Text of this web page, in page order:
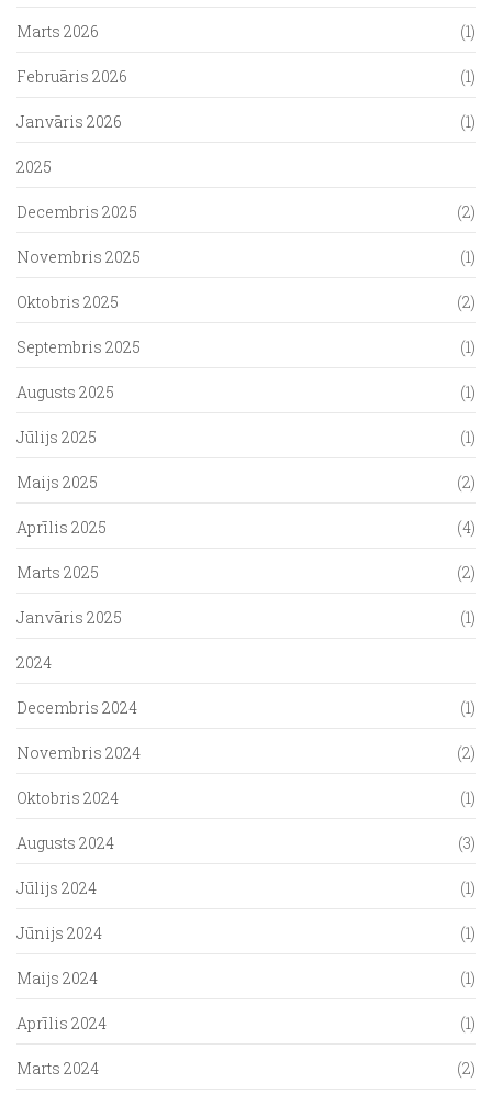
Marts 2026 (1)
Februāris 2026 (1)
Janvāris 2026 (1)
2025
Decembris 2025 (2)
Novembris 2025 (1)
Oktobris 2025 (2)
Septembris 2025 (1)
Augusts 2025 (1)
Jūlijs 2025 (1)
Maijs 2025 (2)
Aprīlis 2025 (4)
Marts 2025 (2)
Janvāris 2025 (1)
2024
Decembris 2024 (1)
Novembris 2024 (2)
Oktobris 2024 (1)
Augusts 2024 (3)
Jūlijs 2024 (1)
Jūnijs 2024 (1)
Maijs 2024 (1)
Aprīlis 2024 (1)
Marts 2024 (2)